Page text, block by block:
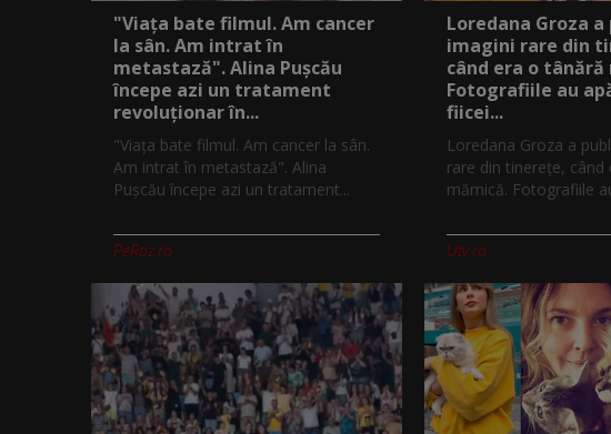
"Viața bate filmul. Am cancer
la sân. Am intrat în
metastază". Alina Pușcău
începe azi un tratament
revoluționar în...
"Viața bate filmul. Am cancer la sân.
Am intrat în metastază". Alina
Pușcău începe azi un tratament...
PeRoz.ro
Loredana Groza
imagini rare din
când era o tânără
Fotografiile au
fiicei...
Loredana Groza a
rare din tinerețe, când
mămică. Fotografiile
Utv.ro